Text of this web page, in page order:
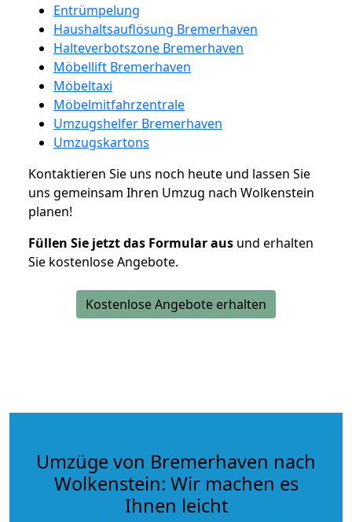
Entrümpelung
Haushaltsauflösung Bremerhaven
Halteverbotszone Bremerhaven
Möbellift Bremerhaven
Möbeltaxi
Möbelmitfahrzentrale
Umzugshelfer Bremerhaven
Umzugskartons
Kontaktieren Sie uns noch heute und lassen Sie
uns gemeinsam Ihren Umzug nach Wolkenstein
planen!
Füllen Sie jetzt das Formular aus und erhalten
Sie kostenlose Angebote.
Kostenlose Angebote erhalten
Umzüge von Bremerhaven nach
Wolkenstein: Wir machen es
Ihnen leicht